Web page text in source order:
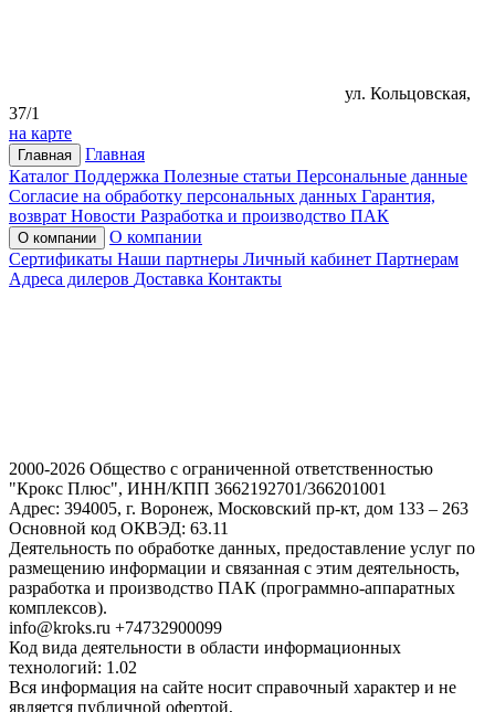
ул. Кольцовская,
37/1
на карте
Главная
Главная
Каталог Поддержка Полезные статьи Персональные данные
Согласие на обработку персональных данных Гарантия,
возврат Новости Разработка и производство ПАК
О компании
О компании
Сертификаты Наши партнеры Личный кабинет Партнерам
Адреса дилеров Доставка Контакты
2000-2026 Общество с ограниченной ответственностью
"Крокс Плюс", ИНН/КПП 3662192701/366201001
Адрес: 394005, г. Воронеж, Московский пр-кт, дом 133 – 263
Основной код ОКВЭД: 63.11
Деятельность по обработке данных, предоставление услуг по
размещению информации и связанная с этим деятельность,
разработка и производство ПАК (программно-аппаратных
комплексов).
info@kroks.ru +74732900099
Код вида деятельности в области информационных
технологий: 1.02
Вся информация на сайте носит справочный характер и не
является публичной офертой,